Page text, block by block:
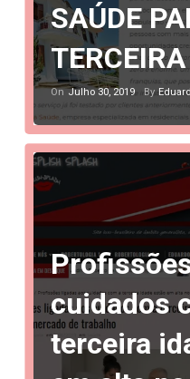
SAÚDE
On Julho 30, 2019 By
cuidados
terceira